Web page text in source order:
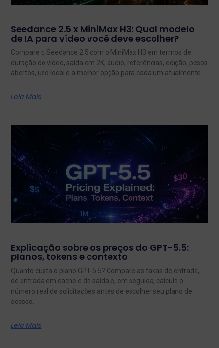
Seedance 2.5 x MiniMax H3: Qual modelo
de IA para vídeo você deve escolher?
Compare o Seedance 2.5 com o MiniMax H3 em termos de
duração do vídeo, saída em 2K, áudio, referências, edição, pesos
abertos, uso local e a melhor opção para cada um atualmente.
Leia Mais
Explicação sobre os preços do GPT-5.5:
planos, tokens e contexto
Quanto custa o plano GPT-5.5? Compare as taxas de entrada,
de entrada em cache e de saída e, em seguida, calcule o
número real de solicitações antes de escolher seu plano de
acesso.
Leia Mais